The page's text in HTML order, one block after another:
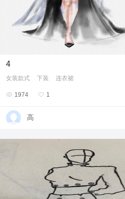
4
女装款式 下装 连衣裙
 1974  1
高